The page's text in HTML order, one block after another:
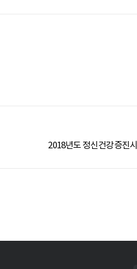
2018년도 정신건강증진